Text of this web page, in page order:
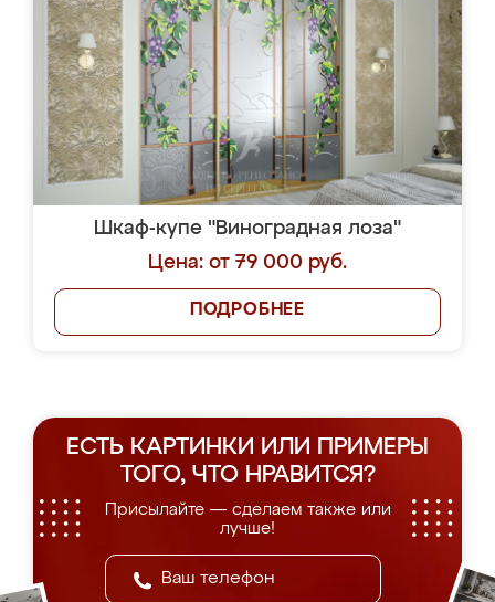
Шкаф-купе "Виноградная лоза"
Цена: от 79 000 руб.
ПОДРОБНЕЕ
ЕСТЬ КАРТИНКИ ИЛИ ПРИМЕРЫ
ТОГО, ЧТО НРАВИТСЯ?
Присылайте — сделаем также или
лучше!